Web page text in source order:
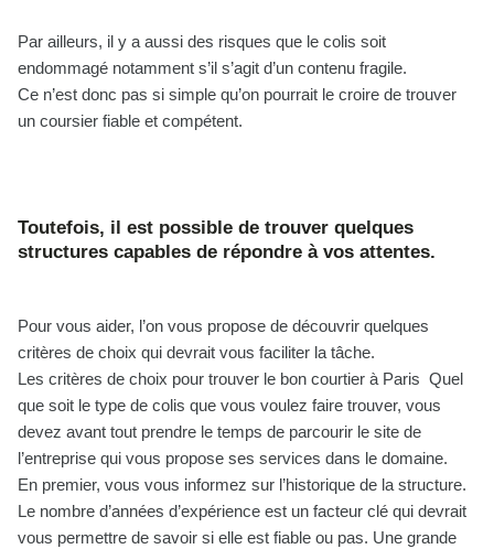
Par ailleurs, il y a aussi des risques que le colis soit
endommagé notamment s’il s’agit d’un contenu fragile.
Ce n’est donc pas si simple qu’on pourrait le croire de trouver
un coursier fiable et compétent.
Toutefois, il est possible de trouver quelques
structures capables de répondre à vos attentes.
Pour vous aider, l’on vous propose de découvrir quelques
critères de choix qui devrait vous faciliter la tâche.
Les critères de choix pour trouver le bon courtier à Paris Quel
que soit le type de colis que vous voulez faire trouver, vous
devez avant tout prendre le temps de parcourir le site de
l’entreprise qui vous propose ses services dans le domaine.
En premier, vous vous informez sur l’historique de la structure.
Le nombre d’années d’expérience est un facteur clé qui devrait
vous permettre de savoir si elle est fiable ou pas. Une grande